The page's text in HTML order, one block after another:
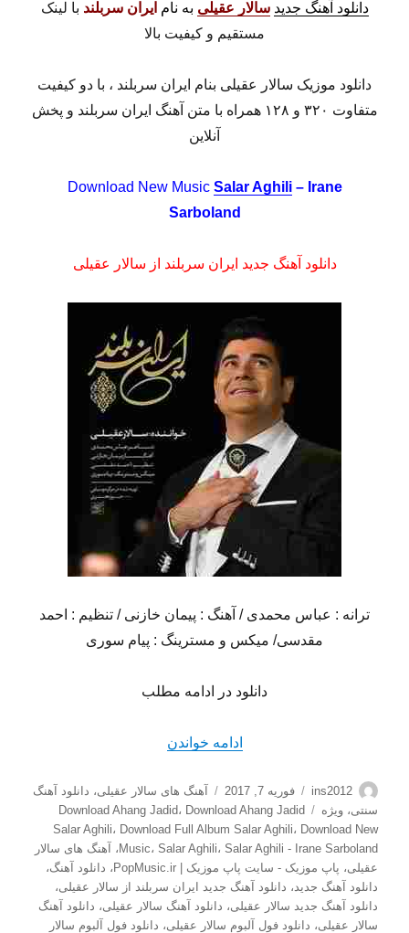
دانلود آهنگ جدید سالار عقیلی به نام ایران سربلند با لینک
مستقیم و کیفیت بالا
دانلود موزیک سالار عقیلی بنام ایران سربلند ، با دو کیفیت
متفاوت ۳۲۰ و ۱۲۸ همراه با متن آهنگ ایران سربلند و پخش
آنلاین
Download New Music Salar Aghili– Irane
Sarboland
دانلود آهنگ جدید ایران سربلند از سالار عقیلی
ترانه : عباس محمدی / آهنگ : پیمان خازنی / تنظیم : احمد
مقدسی/ میکس و مسترینگ : پیام سوری
دانلود در ادامه مطلب
ادامه خواندن
نویسنده
ins2012
ارسال
شده
در
فوریه 7, 2017 دسته‌ها
آهنگ های سالار عقیلی، دانلود آهنگ
سنتی،ویژه برچسب‌ها Download Ahang Jadid، Download Ahang Jadid
Salar Aghili، Download Full Album Salar Aghili، Download New
Music، Salar Aghili، Salar Aghili - Irane Sarboland ،
آهنگ های سالار
عقیلی، پاپ موزیک - سایت پاپ موزیک | PopMusic.ir ، دانلود آهنگ،
دانلود آهنگ جدید ، دانلود آهنگ جدید ايران سربلند از سالار عقيلی،
دانلود آهنگ جدید سالار عقیلی، دانلود آهنگ سالار عقيلی، دانلود آهنگ
سالار عقیلی، دانلود فول آلبوم سالار عقیلی، دانلود فول آلبوم سالار